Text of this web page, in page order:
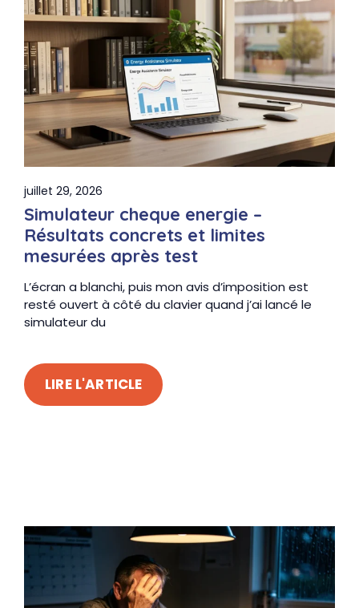
juillet 29, 2026
Simulateur cheque energie –
Résultats concrets et limites
mesurées après test
L’écran a blanchi, puis mon avis d’imposition est
resté ouvert à côté du clavier quand j’ai lancé le
simulateur du
LIRE L'ARTICLE